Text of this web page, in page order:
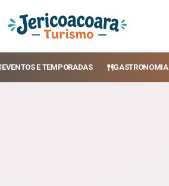
EVENTOS E TEMPORADAS GASTRONOMIA